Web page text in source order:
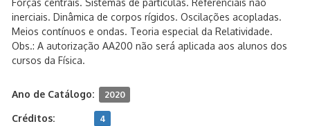
Forças centrais. Sistemas de partículas. Referenciais não
inerciais. Dinâmica de corpos rígidos. Oscilações acopladas.
Meios contínuos e ondas. Teoria especial da Relatividade.
Obs.: A autorização AA200 não será aplicada aos alunos dos
cursos da Física.
Ano de Catálogo: 2020
Créditos: 4